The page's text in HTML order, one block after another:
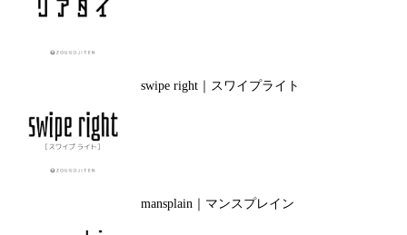
swipe right｜スワイプライト
mansplain｜マンスプレイン